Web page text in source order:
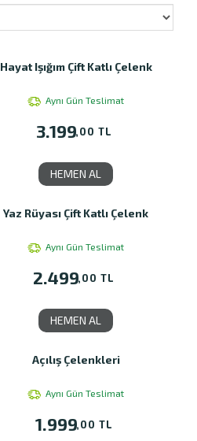
Hayat Işığım Çift Katlı Çelenk
Aynı Gün Teslimat
3.199,00 TL
HEMEN AL
Yaz Rüyası Çift Katlı Çelenk
Aynı Gün Teslimat
2.499,00 TL
HEMEN AL
Açılış Çelenkleri
Aynı Gün Teslimat
1.999,00 TL